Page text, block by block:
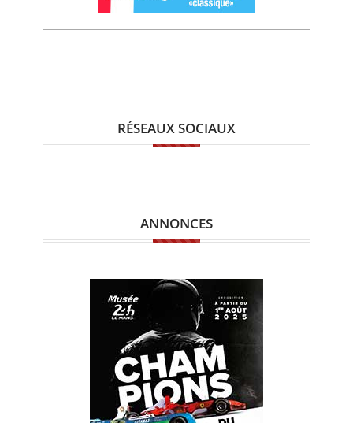
RÉSEAUX SOCIAUX
ANNONCES